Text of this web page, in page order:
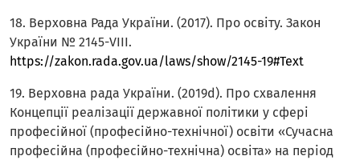
18. Верховна Рада України. (2017). Про освіту. Закон
України № 2145-VIII.
https://zakon.rada.gov.ua/laws/show/2145-19#Text
19. Верховна рада України. (2019d). Про схвалення
Концепції реалізації державної політики у сфері
професійної (професійно-технічної) освіти «Сучасна
професійна (професійно-технічна) освіта» на період